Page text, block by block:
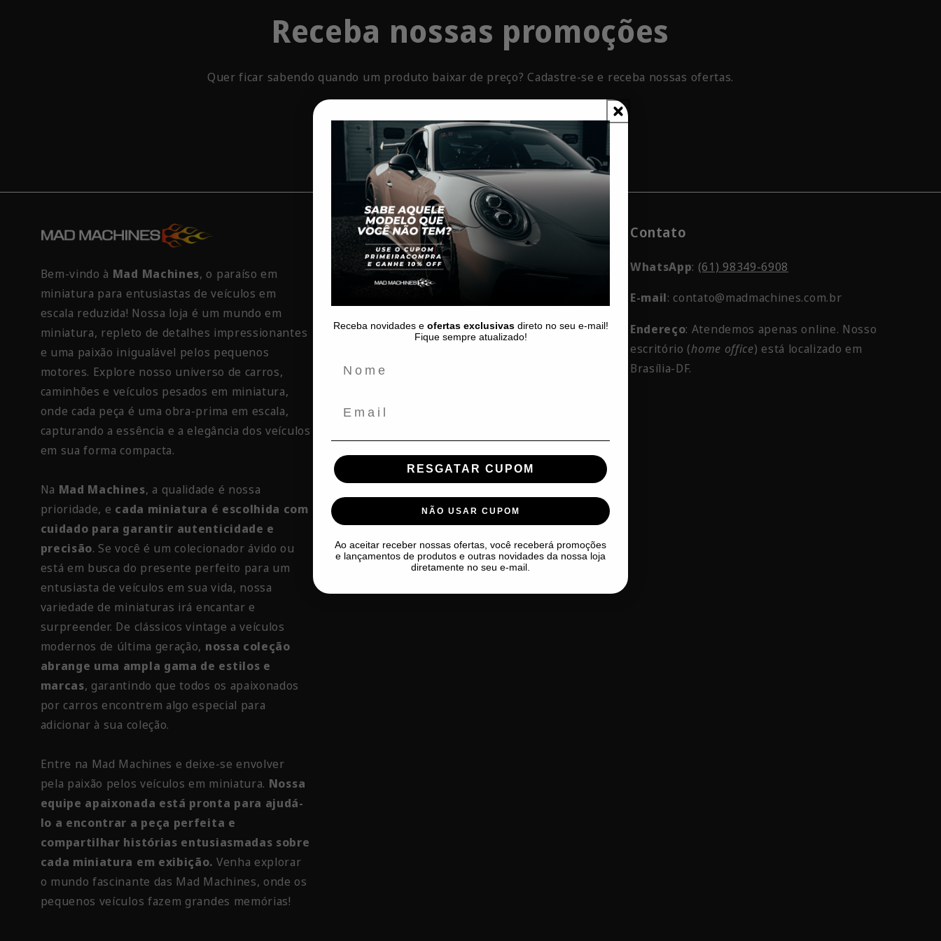
Receba nossas promoções
Quer ficar sabendo quando um produto baixar de preço? Cadastre-se e receba nossas ofertas.
E-mail
Bem-vindo à Mad Machines, o paraíso em
miniatura para entusiastas de veículos em
escala reduzida! Nossa loja é um mundo em
miniatura, repleto de detalhes impressionantes
e uma paixão inigualável pelos pequenos
motores. Explore nosso universo de carros,
caminhões e veículos pesados em miniatura,
onde cada peça é uma obra-prima em escala,
capturando a essência e a elegância dos veículos
em sua forma compacta.
Na Mad Machines, a qualidade é nossa
prioridade, e cada miniatura é escolhida com
cuidado para garantir autenticidade e
precisão. Se você é um colecionador ávido ou
está em busca do presente perfeito para um
entusiasta de veículos em sua vida, nossa
variedade de miniaturas irá encantar e
surpreender. De clássicos vintage a veículos
modernos de última geração, nossa coleção
abrange uma ampla gama de estilos e
marcas, garantindo que todos os apaixonados
por carros encontrem algo especial para
adicionar à sua coleção.
Entre na Mad Machines e deixe-se envolver
pela paixão pelos veículos em miniatura. Nossa
equipe apaixonada está pronta para ajudá-
lo a encontrar a peça perfeita e
compartilhar histórias entusiasmadas sobre
cada miniatura em exibição. Venha explorar
o mundo fascinante das Mad Machines, onde os
pequenos veículos fazem grandes memórias!
Nossas Políticas
Sobre Nós
Política de Privacidade
Envio e Prazo de Entrega
Políticas de Troca e Devolução
Contato
WhatsApp: (61) 98349-6908
E-mail: contato@madmachines.com.br
Endereço: Atendemos apenas online. Nosso
escritório (home office) está localizado em
Brasília-DF.
Receba novidades e ofertas exclusivasdireto no seu e-mail!
Fique sempre atualizado!
Email
RESGATAR CUPOM
NÃO USAR CUPOM
Ao aceitar receber nossas ofertas, você receberá promoções
e lançamentos de produtos e outras novidades da nossa loja
diretamente no seu e-mail.